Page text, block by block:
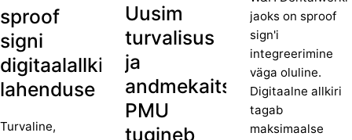
jaoks on sproof
sign'i
integreerimine
väga oluline.
Digitaalne allkiri
tagab
maksimaalse
sproof
signi
digitaalallkirja
lahenduse
Turvaline,
Uusim
turvalisus
ja
andmekaitse:
PMU
tugineb